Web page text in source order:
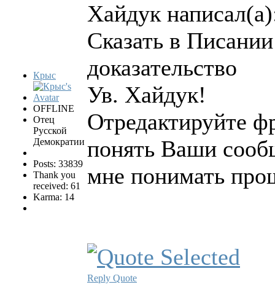
Крыс
OFFLINE
Отец
Русской
Демократии
Posts: 33839
Thank you
received: 61
Karma: 14
Хайдук
Сказать в
доказательство
Ув. Хайдук!
Отредактируйте
понять Ваши
мне понимать
Reply Quote